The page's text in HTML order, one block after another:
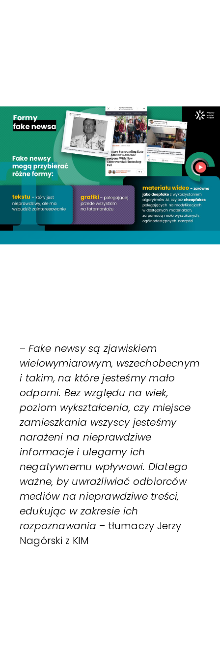
– Fake newsy są zjawiskiem
wielowymiarowym, wszechobecnym
i takim, na które jesteśmy mało
odporni. Bez względu na wiek,
poziom wykształcenia, czy miejsce
zamieszkania wszyscy jesteśmy
narażeni na nieprawdziwe
informacje i ulegamy ich
negatywnemu wpływowi. Dlatego
ważne, by uwrażliwiać odbiorców
mediów na nieprawdziwe treści,
edukując w zakresie ich
rozpoznawania – tłumaczy Jerzy
Nagórski z KIM